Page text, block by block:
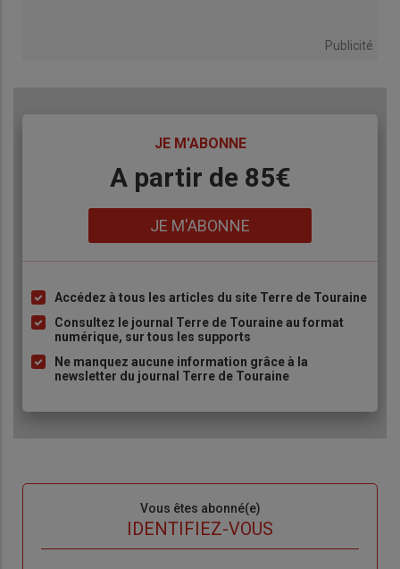
Publicité
JE M'ABONNE
A partir de 85€
JE M'ABONNE
Liste
à
puce
Accédez à tous les articles du site Terre de Touraine
Consultez le journal Terre de Touraine au format
numérique, sur tous les supports
Ne manquez aucune information grâce à la
newsletter du journal Terre de Touraine
Vous êtes abonné(e)
IDENTIFIEZ-VOUS